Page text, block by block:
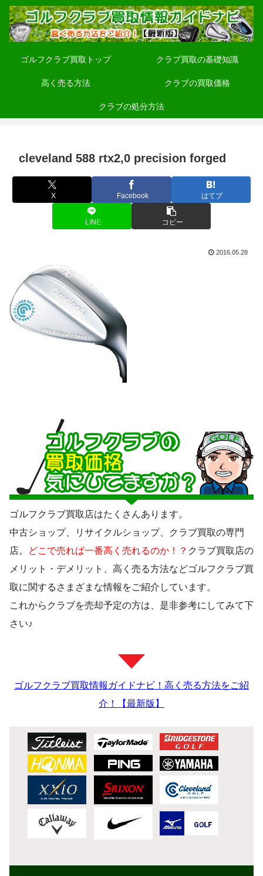
ゴルフクラブ買取トップ クラブ買取の基礎知識
高く売る方法 クラブの買取価格
クラブの処分方法
cleveland 588 rtx2,0 precision forged
X Facebook はてブ
LINE コピー
2016.05.28
ゴルフクラブ買取店はたくさんあります。
中古ショップ、リサイクルショップ、クラブ買取の専門
店。
どこで売れば一番高く売れるのか！？ クラブ買取店の
メリット・デメリット、高く売る方法などゴルフクラブ買
取に関するさまざまな情報をご紹介しています。
これからクラブを売却予定の方は、是非参考にしてみて下
さい♪
ゴルフクラブ買取情報ガイドナビ！高く売る方法をご紹
介！【最新版】